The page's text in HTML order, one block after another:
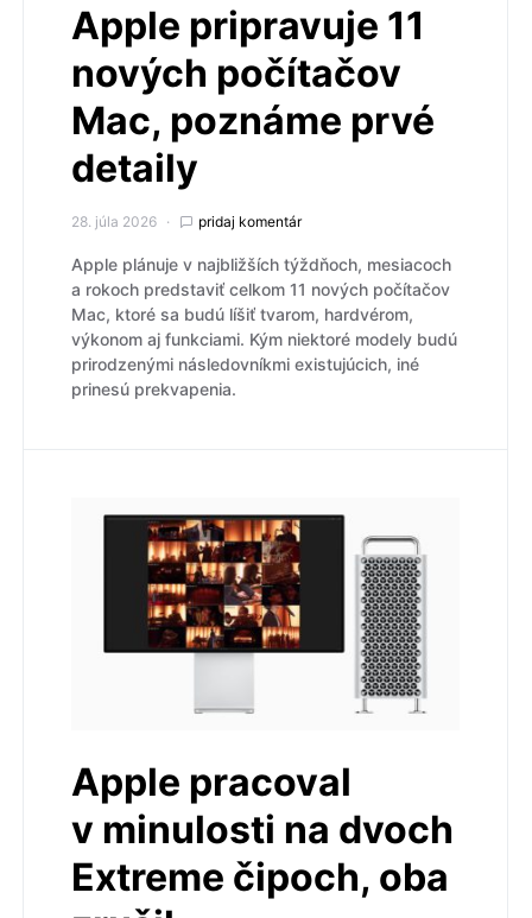
Apple pripravuje 11
nových počítačov
Mac, poznáme prvé
detaily
28. júla 2026 pridaj komentár
Apple plánuje v najbližších týždňoch, mesiacoch
a rokoch predstaviť celkom 11 nových počítačov
Mac, ktoré sa budú líšiť tvarom, hardvérom,
výkonom aj funkciami. Kým niektoré modely budú
prirodzenými následovníkmi existujúcich, iné
prinesú prekvapenia.
Apple pracoval
v minulosti na dvoch
Extreme čipoch, oba